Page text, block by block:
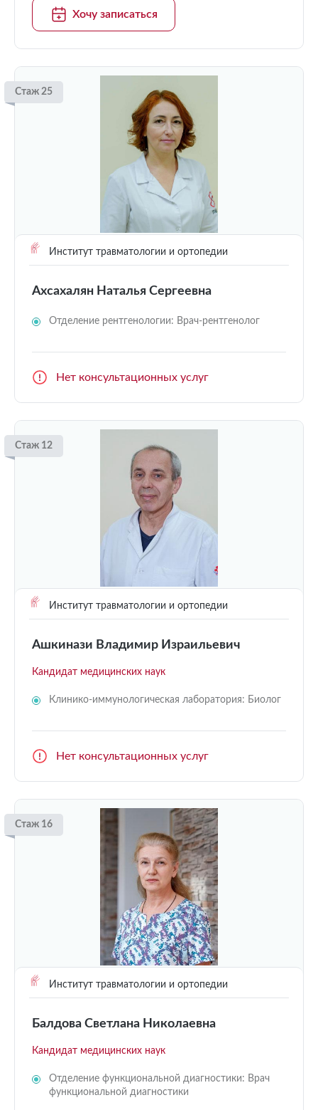
Хочу записаться
Стаж 25
Институт травматологии и ортопедии
Ахсахалян Наталья Сергеевна
Отделение рентгенологии: Врач-рентгенолог
Нет консультационных услуг
Стаж 12
Институт травматологии и ортопедии
Ашкинази Владимир Израильевич
Кандидат медицинских наук
Клинико-иммунологическая лаборатория: Биолог
Нет консультационных услуг
Стаж 16
Институт травматологии и ортопедии
Балдова Светлана Николаевна
Кандидат медицинских наук
Отделение функциональной диагностики: Врач
функциональной диагностики